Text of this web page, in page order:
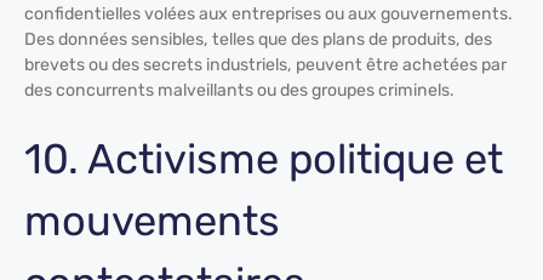
confidentielles volées aux entreprises ou aux gouvernements.
Des données sensibles, telles que des plans de produits, des
brevets ou des secrets industriels, peuvent être achetées par
des concurrents malveillants ou des groupes criminels.
10. Activisme politique et
mouvements